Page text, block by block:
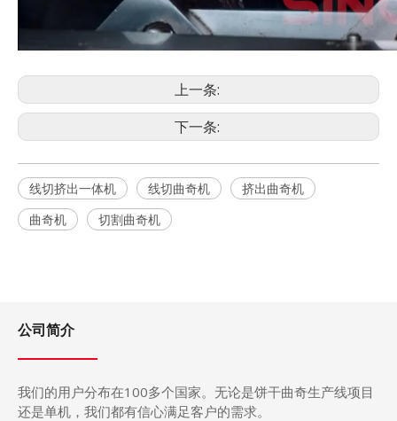
上一条:
下一条:
线切挤出一体机 线切曲奇机
挤出曲奇机
曲奇机
切割曲奇机
公司简介
我们的用户分布在100多个国家。无论是饼干曲奇生产线项目
还是单机，我们都有信心满足客户的需求。